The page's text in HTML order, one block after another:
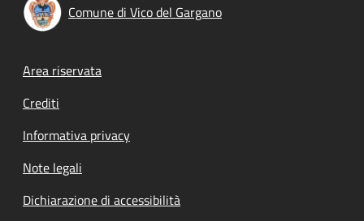
Comune di Vico del Gargano
Footer menu
Area riservata
Crediti
Informativa privacy
Note legali
Dichiarazione di accessibilità